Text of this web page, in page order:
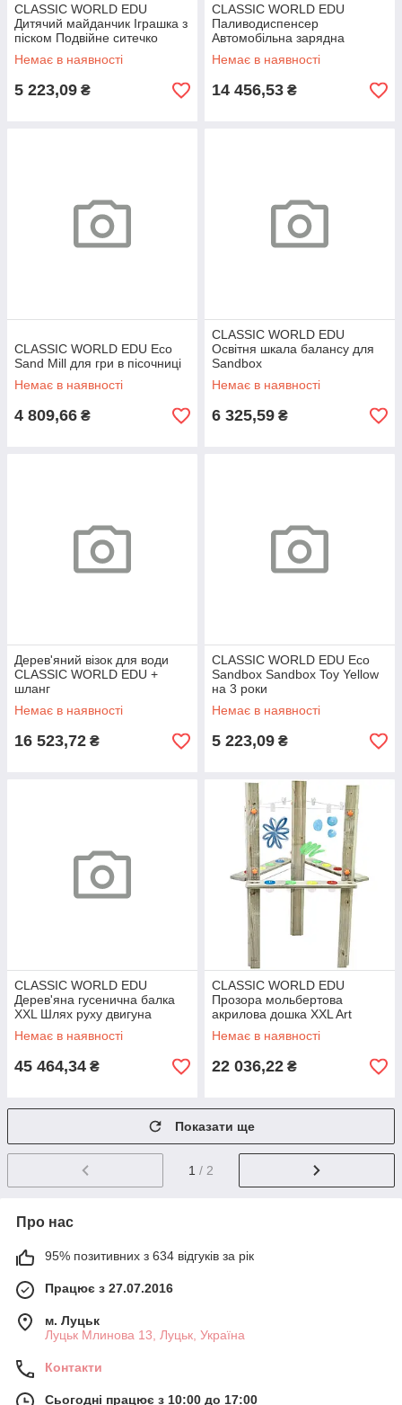
CLASSIC WORLD EDU
Дитячий майданчик Іграшка з
піском Подвійне ситечко
Немає в наявності
5 223,09 ₴
CLASSIC WORLD EDU
Паливодиспенсер
Автомобільна зарядна
станція
Немає в наявності
14 456,53 ₴
CLASSIC WORLD EDU Eco
Sand Mill для гри в пісочниці
Немає в наявності
4 809,66 ₴
CLASSIC WORLD EDU
Освітня шкала балансу для
Sandbox
Немає в наявності
6 325,59 ₴
Дерев'яний візок для води
CLASSIC WORLD EDU +
шланг
Немає в наявності
16 523,72 ₴
CLASSIC WORLD EDU Eco
Sandbox Sandbox Toy Yellow
на 3 роки
Немає в наявності
5 223,09 ₴
CLASSIC WORLD EDU
Дерев'яна гусенична балка
XXL Шлях руху двигуна
Немає в наявності
45 464,34 ₴
CLASSIC WORLD EDU
Прозора мольбертова
акрилова дошка XXL Art
Center 3in1
Немає в наявності
22 036,22 ₴
Показати ще
1 / 2
Про нас
95% позитивних з 634 відгуків за рік
Працює з 27.07.2016
м. Луцьк
Луцьк Млинова 13, Луцьк, Україна
Контакти
Сьогодні працює з 10:00 до 17:00